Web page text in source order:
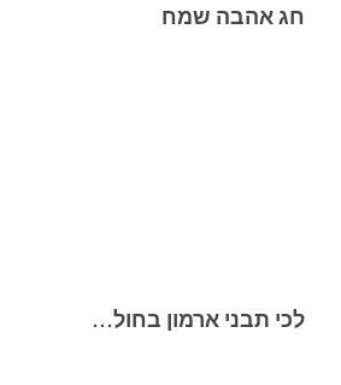
חג אהבה שמח
לכי תבני ארמון בחול…